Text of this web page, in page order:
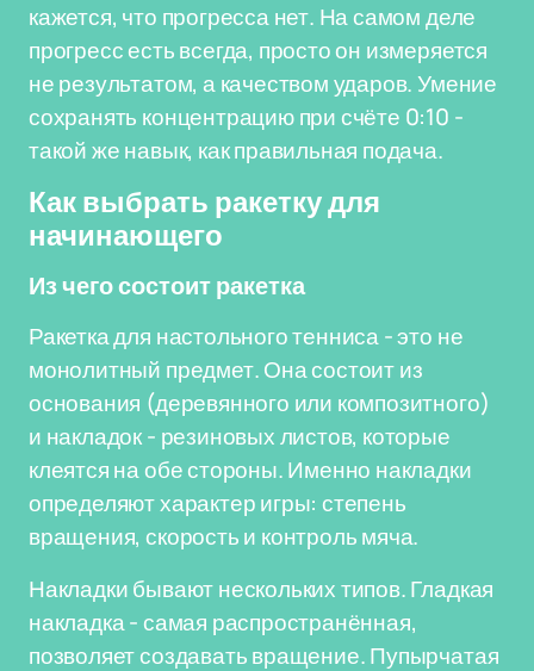
кажется, что прогресса нет. На самом деле
прогресс есть всегда, просто он измеряется
не результатом, а качеством ударов. Умение
сохранять концентрацию при счёте 0:10 -
такой же навык, как правильная подача.
Как выбрать ракетку для
начинающего
Из чего состоит ракетка
Ракетка для настольного тенниса - это не
монолитный предмет. Она состоит из
основания (деревянного или композитного)
и накладок - резиновых листов, которые
клеятся на обе стороны. Именно накладки
определяют характер игры: степень
вращения, скорость и контроль мяча.
Накладки бывают нескольких типов. Гладкая
накладка - самая распространённая,
позволяет создавать вращение. Пупырчатая